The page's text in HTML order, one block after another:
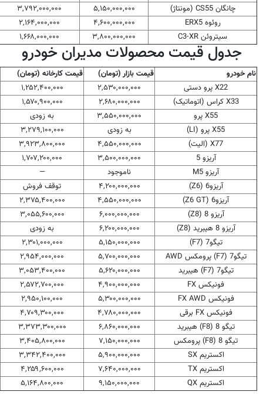
چانگان CS55 (مونتاژ)
۵,۱۵۰,۰۰۰,۰۰۰
۳,۷۹۲,۰۰۰,۰۰۰
روئوه ERX5
۴,۶۰۰,۰۰۰,۰۰۰
۲,۱۶۴,۰۰۰,۰۰۰
سیتروئن C3-XR
۳,۸۰۰,۰۰۰,۰۰۰ ۱,۶۶۸,۰۰۰,۰۰۰
جدول قیمت محصولات مدیران خودرو
نام خودرو قیمت بازار (تومان)
قیمت کارخانه (تومان)
X22 پرو دستی
۲,۵۳۰,۰۰۰,۰۰۰
۱,۲۵۲,۴۰۰,۰۰۰
X33 کراس (اتوماتیک)
۲,۶۸۰,۰۰۰,۰۰۰
۱,۵۷۰,۹۰۰,۰۰۰
X55 پرو
۳,۵۵۰,۰۰۰,۰۰۰
به زودی
X55 پرو (LI)
به زودی
۳,۲۷۹,۱۰۰,۰۰۰
X77 (الیت)
۴,۵۵۰,۰۰۰,۰۰۰
۳,۹۲۳,۸۰۰,۰۰۰
آریزو 5
۳,۵۰۰,۰۰۰,۰۰۰
۱,۷۰۷,۲۰۰,۰۰۰
آریزو M5
ناموجود
—
آریزو6 (Z6)
۴,۲۰۰,۰۰۰,۰۰۰
توقف فروش
آریزو6 (Z6 GT)
۴,۵۵۰,۰۰۰,۰۰۰
۲,۳۷۵,۴۰۰,۰۰۰
آریزو 8 (Z8)
۶,۰۰۰,۰۰۰,۰۰۰
۳,۰۵۵,۶۰۰,۰۰۰
آریزو 8 هیبرید (Z8)
۶,۲۰۰,۰۰۰,۰۰۰
به زودی
تیگو7 (F7)
۵,۱۵۰,۰۰۰,۰۰۰
۲,۳۰۱,۰۰۰,۰۰۰
تیگو7 (F7) پرومکس AWD
۵,۷۰۰,۰۰۰,۰۰۰
۲,۹۵۴,۰۰۰,۰۰۰
تیگو7 (F7) هیبرید
۵,۶۲۰,۰۰۰,۰۰۰
۳,۰۵۳,۴۰۰,۰۰۰
فونیکس FX
۴,۹۰۰,۰۰۰,۰۰۰
۲,۵۷۲,۷۰۰,۰۰۰
فونیکس FX AWD
۵,۳۰۰,۰۰۰,۰۰۰
۲,۹۵۰,۱۰۰,۰۰۰
فونیکس FX برقی
۴,۷۸۰,۰۰۰,۰۰۰
۴,۷۰۹,۳۰۰,۰۰۰
تیگو 8 (F8) هیبرید
۶,۸۶۰,۰۰۰,۰۰۰
۳,۳۷۳,۳۰۰,۰۰۰
تیگو 8 (F8) پرومکس
۷,۱۵۰,۰۰۰,۰۰۰
۳,۴۰۵,۸۰۰,۰۰۰
اکستریم SX
۵,۹۰۰,۰۰۰,۰۰۰
۳,۳۴۲,۴۰۰,۰۰۰
اکستریم TX
۷,۶۴۰,۰۰۰,۰۰۰
۴,۲۵۹,۶۰۰,۰۰۰
اکستریم QX
۹,۱۵۰,۰۰۰,۰۰۰ ۵,۱۶۴,۸۰۰,۰۰۰